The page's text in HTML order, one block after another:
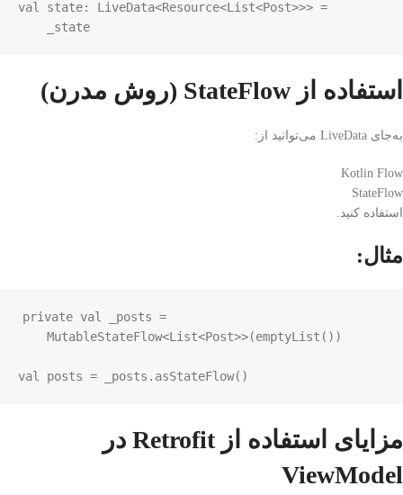
val state: LiveData<Resource<List<Post>>> =
_state
استفاده از StateFlow (روش مدرن)
به‌جای LiveData می‌توانید از:
Kotlin Flow
StateFlow
استفاده کنید.
مثال:
private val _posts =
MutableStateFlow<List<Post>>(emptyList ())
val posts = _posts . asStateFlow()
مزایای استفاده از Retrofit در
ViewModel